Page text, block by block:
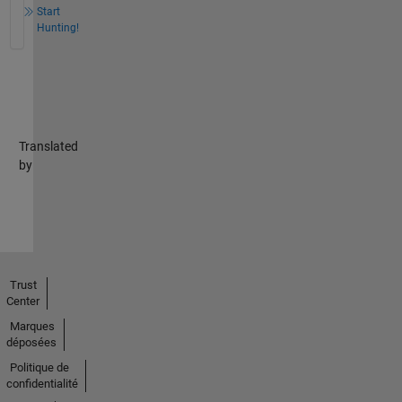
Start
Hunting!
Translated
by
Trust
Center
Marques
déposées
Politique de
confidentialité